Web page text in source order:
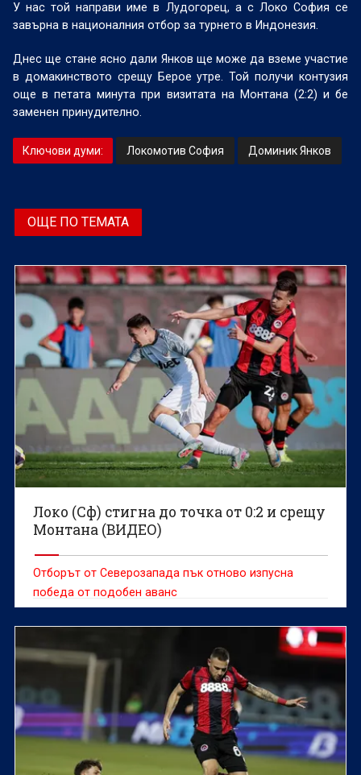
У нас той направи име в Лудогорец, а с Локо София се
завърна в националния отбор за турнето в Индонезия.
Днес ще стане ясно дали Янков ще може да вземе участие
в домакинството срещу Берое утре. Той получи контузия
още в петата минута при визитата на Монтана (2:2) и бе
заменен принудително.
Ключови думи: Локомотив София Доминик Янков
ОЩЕ ПО ТЕМАТА
Локо (Сф) стигна до точка от 0:2 и срещу
Монтана (ВИДЕО)
Отборът от Северозапада пък отново изпусна
победа от подобен аванс